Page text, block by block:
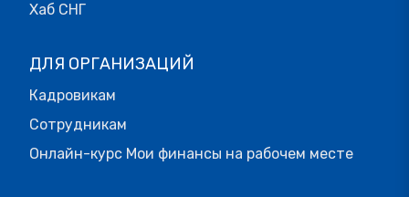
Хаб СНГ
ДЛЯ ОРГАНИЗАЦИЙ
Кадровикам
Сотрудникам
Онлайн-курс Мои финансы на рабочем месте